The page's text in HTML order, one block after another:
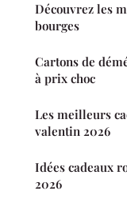
Découvrez les
bourges
Cartons de
à prix choc
Les meilleurs
valentin 2026
Idées cadeaux
2026